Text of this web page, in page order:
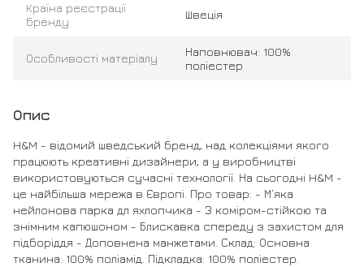
Країна реєстрації
бренду
Швеція
Особливості матеріалу
Наповнювач: 100%
поліестер
Опис
H&M - відомий шведський бренд, над колекціями якого
працюють креативні дизайнери, а у виробництві
використовуються сучасні технології. На сьогодні H&M -
це найбільша мережа в Європі. Про товар: - М’яка
нейлонова парка дл яхлопчика - З коміром-стійкою та
знімним капюшоном - Блискавка спереду з захистом для
підборіддя - Доповнена манжетами. Склад: Основна
тканина: 100% поліамід. Підкладка: 100% поліестер.